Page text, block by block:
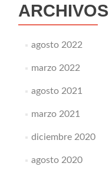
ARCHIVOS
agosto 2022
marzo 2022
agosto 2021
marzo 2021
diciembre 2020
agosto 2020